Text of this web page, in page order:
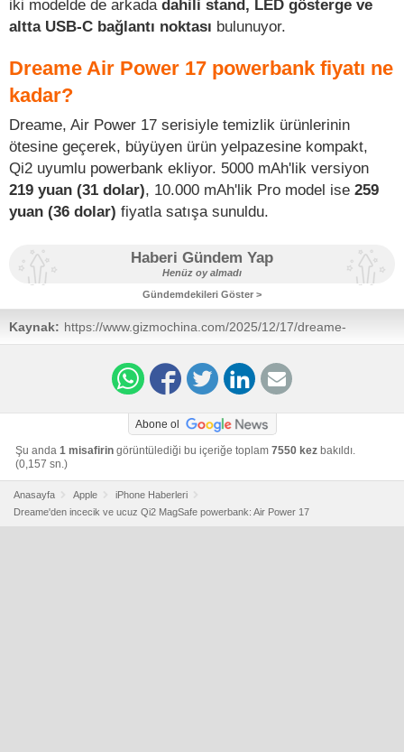
iki modelde de arkada dahili stand, LED gösterge ve
altta USB-C bağlantı noktası bulunuyor.
Dreame Air Power 17 powerbank fiyatı ne
kadar?
Dreame, Air Power 17 serisiyle temizlik ürünlerinin
ötesine geçerek, büyüyen ürün yelpazesine kompakt,
Qi2 uyumlu powerbank ekliyor. 5000 mAh'lik versiyon
219 yuan (31 dolar), 10.000 mAh'lik Pro model ise 259
yuan (36 dolar) fiyatla satışa sunuldu.
Haberi Gündem Yap
Henüz oy almadı
Gündemdekileri Göster >
Kaynak: https://www.gizmochina.com/2025/12/17/dreame-
launches-its-first-magnetic-power-bank-with-qi2-support/
Abone ol
Şu anda 1 misafirin görüntülediği bu içeriğe toplam 7550 kez bakıldı.
(0,157 sn.)
Anasayfa Apple
iPhone Haberleri
Dreame'den incecik ve ucuz Qi2 MagSafe powerbank: Air Power 17